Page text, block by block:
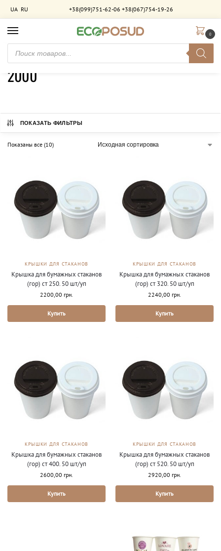
UA RU +38(099)751-62-06 +38(067)754-19-26
0
Главная / Товар Количество в ящике (шт)
2000
ПОКАЗАТЬ ФИЛЬТРЫ
Показаны все (10)
КРЫШКИ ДЛЯ СТАКАНОВ
Крышка для бумажных стаканов
(гор) ст 250. 50 шт/уп
2200,00 грн.
Купить
КРЫШКИ ДЛЯ СТАКАНОВ
Крышка для бумажных стаканов
(гор) ст 320. 50 шт/уп
2240,00 грн.
Купить
КРЫШКИ ДЛЯ СТАКАНОВ
Крышка для бумажных стаканов
(гор) ст 400. 50 шт/уп
2600,00 грн.
Купить
КРЫШКИ ДЛЯ СТАКАНОВ
Крышка для бумажных стаканов
(гор) ст 520. 50 шт/уп
2920,00 грн.
Купить